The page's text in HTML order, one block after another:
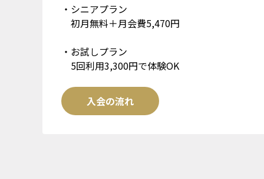
・シニアプラン
初月無料＋月会費5,470円
・お試しプラン
5回利用3,300円で体験OK
入会の流れ